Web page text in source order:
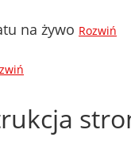
na żywo Rozwiń